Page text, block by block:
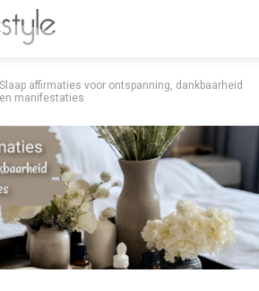
Slaap affirmaties voor ontspanning, dankbaarheid
en manifestaties